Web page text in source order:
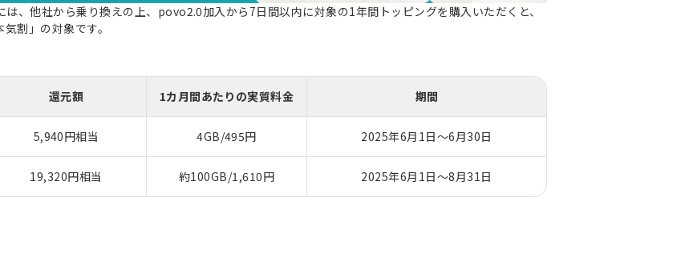
、他社から乗り換えの上、povo2.0加入から7日間以内に対象の1年間トッピングを購入いただくと、
割」の対象です。
還元額 1カ月間あたりの実質料金 期間
5,940円相当 4GB/495円 2025年6月1日～6月30日
19,320円相当 約100GB/1,610円 2025年6月1日～8月31日